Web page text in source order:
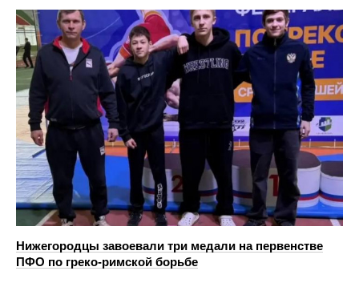
Нижегородцы завоевали три медали на первенстве
ПФО по греко-римской борьбе